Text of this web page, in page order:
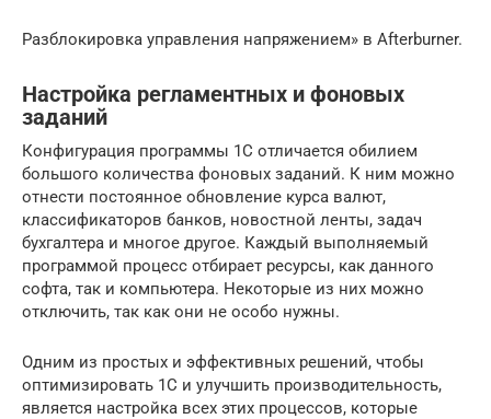
Разблокировка управления напряжением» в Afterburner.
Настройка регламентных и фоновых
заданий
Конфигурация программы 1С отличается обилием
большого количества фоновых заданий. К ним можно
отнести постоянное обновление курса валют,
классификаторов банков, новостной ленты, задач
бухгалтера и многое другое. Каждый выполняемый
программой процесс отбирает ресурсы, как данного
софта, так и компьютера. Некоторые из них можно
отключить, так как они не особо нужны.
Одним из простых и эффективных решений, чтобы
оптимизировать 1С и улучшить производительность,
является настройка всех этих процессов, которые